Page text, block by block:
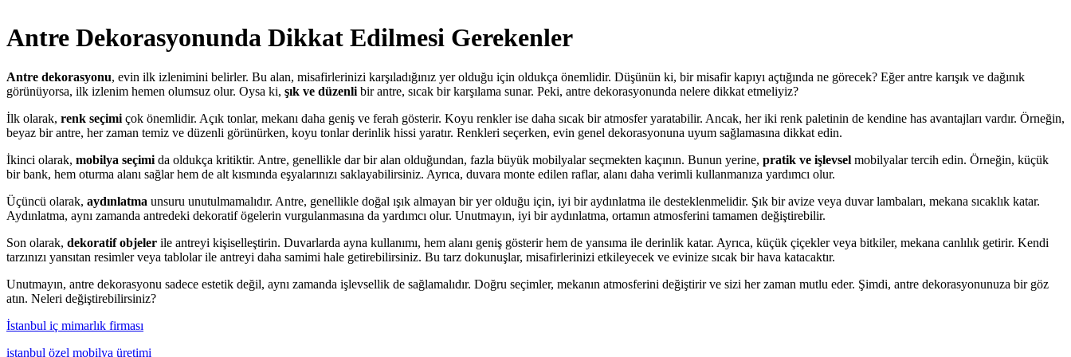
Antre Dekorasyonunda Dikkat Edilmesi Gerekenler
Antre dekorasyonu, evin ilk izlenimini belirler. Bu alan, misafirlerinizi karşıladığınız yer olduğu için oldukça önemlidir. Düşünün ki, bir misafir kapıyı açtığında ne görecek? Eğer antre karışık ve dağınık
görünüyorsa, ilk izlenim hemen olumsuz olur. Oysa ki, şık ve düzenli bir antre, sıcak bir karşılama sunar. Peki, antre dekorasyonunda nelere dikkat etmeliyiz?
İlk olarak, renk seçimi çok önemlidir. Açık tonlar, mekanı daha geniş ve ferah gösterir. Koyu renkler ise daha sıcak bir atmosfer yaratabilir. Ancak, her iki renk paletinin de kendine has avantajları vardır. Örneğin,
beyaz bir antre, her zaman temiz ve düzenli görünürken, koyu tonlar derinlik hissi yaratır. Renkleri seçerken, evin genel dekorasyonuna uyum sağlamasına dikkat edin.
İkinci olarak, mobilya seçimi da oldukça kritiktir. Antre, genellikle dar bir alan olduğundan, fazla büyük mobilyalar seçmekten kaçının. Bunun yerine, pratik ve işlevsel mobilyalar tercih edin. Örneğin, küçük
bir bank, hem oturma alanı sağlar hem de alt kısmında eşyalarınızı saklayabilirsiniz. Ayrıca, duvara monte edilen raflar, alanı daha verimli kullanmanıza yardımcı olur.
Üçüncü olarak, aydınlatma unsuru unutulmamalıdır. Antre, genellikle doğal ışık almayan bir yer olduğu için, iyi bir aydınlatma ile desteklenmelidir. Şık bir avize veya duvar lambaları, mekana sıcaklık katar.
Aydınlatma, aynı zamanda antredeki dekoratif ögelerin vurgulanmasına da yardımcı olur. Unutmayın, iyi bir aydınlatma, ortamın atmosferini tamamen değiştirebilir.
Son olarak, dekoratif objeler ile antreyi kişiselleştirin. Duvarlarda ayna kullanımı, hem alanı geniş gösterir hem de yansıma ile derinlik katar. Ayrıca, küçük çiçekler veya bitkiler, mekana canlılık getirir. Kendi
tarzınızı yansıtan resimler veya tablolar ile antreyi daha samimi hale getirebilirsiniz. Bu tarz dokunuşlar, misafirlerinizi etkileyecek ve evinize sıcak bir hava katacaktır.
Unutmayın, antre dekorasyonu sadece estetik değil, aynı zamanda işlevsellik de sağlamalıdır. Doğru seçimler, mekanın atmosferini değiştirir ve sizi her zaman mutlu eder. Şimdi, antre dekorasyonunuza bir göz
atın. Neleri değiştirebilirsiniz?
İstanbul iç mimarlık firması
istanbul özel mobilya üretimi